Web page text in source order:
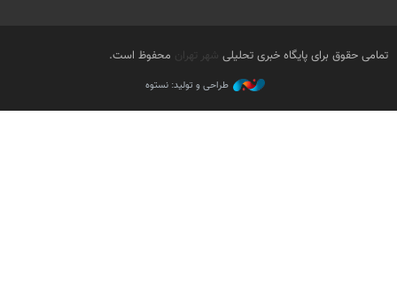
تمامی حقوق برای پایگاه خبری تحلیلی شهر تهران محفوظ است.
طراحی و تولید: نستوه